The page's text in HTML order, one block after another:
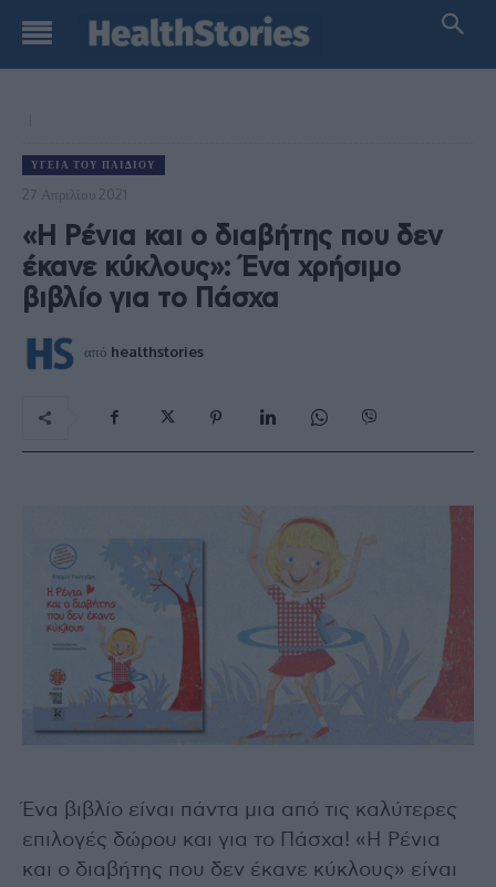
ΥΓΕΊΑ ΤΟΥ ΠΑΙΔΙΟΎ
27 Απριλίου 2021
«Η Ρένια και ο διαβήτης που δεν
έκανε κύκλους»: Ένα χρήσιμο
βιβλίο για το Πάσχα
από healthstories
Ένα βιβλίο είναι πάντα μια από τις καλύτερες
επιλογές δώρου και για το Πάσχα! «Η Ρένια
και ο διαβήτης που δεν έκανε κύκλους» είναι